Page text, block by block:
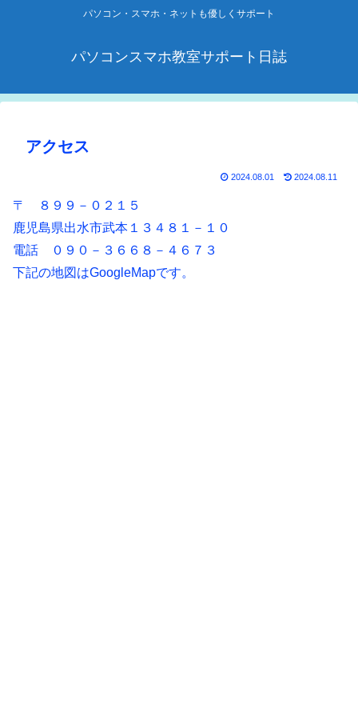
パソコン・スマホ・ネットも優しくサポート
パソコンスマホ教室サポート日誌
アクセス
2024.08.01 2024.08.11
〒 ８９９－０２１５
鹿児島県出水市武本１３４８１－１０
電話 ０９０－３６６８－４６７３
下記の地図はGoogleMapです。